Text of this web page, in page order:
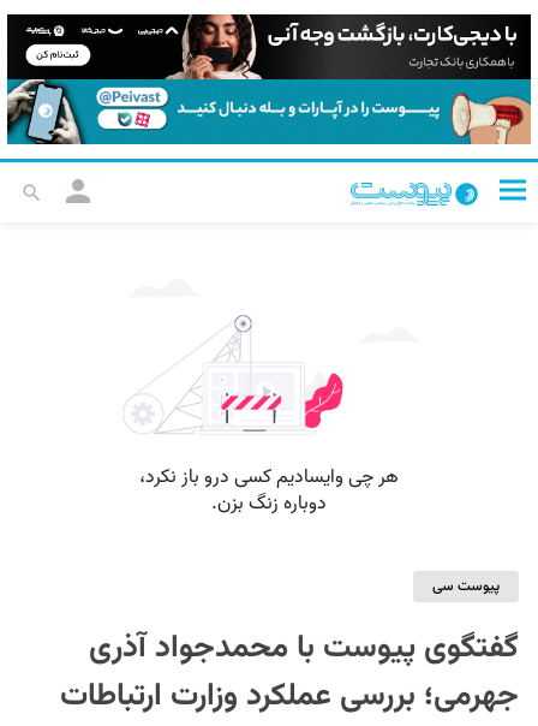
پیوست سی
گفتگوی پیوست با محمدجواد آذری
جهرمی؛ بررسی عملکرد وزارت ارتباطات